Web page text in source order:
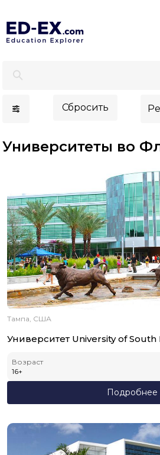
Сбросить
Университеты во
Тампа, США
Университет University of South
Возраст
16+
Подробнее